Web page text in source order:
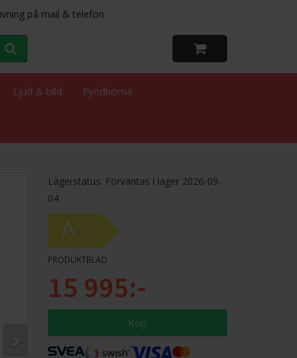
på mail & telefon
Ljud & bild Fyndhörna
Lagerstatus: Förväntas i lager 2026-09-
04
A
PRODUKTBLAD
15 995:-
Köp